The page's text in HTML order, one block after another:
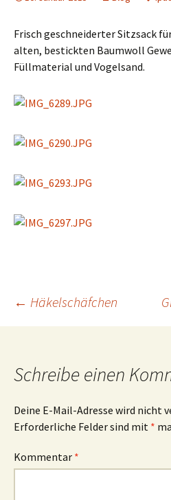
Frisch geschneiderter Sitzsack
alten, bestickten Baumwoll
Füllmaterial und Vogelsand.
Beitrags-
← Häkelschäfchen
Schreibe einen
Deine E-Mail-Adresse wird nicht
Erforderliche Felder sind mit *
Kommentar *